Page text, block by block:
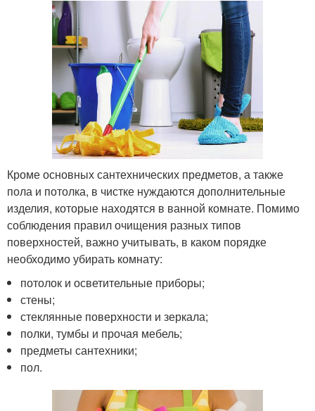
Кроме основных сантехнических предметов, а также
пола и потолка, в чистке нуждаются дополнительные
изделия, которые находятся в ванной комнате. Помимо
соблюдения правил очищения разных типов
поверхностей, важно учитывать, в каком порядке
необходимо убирать комнату:
потолок и осветительные приборы;
стены;
стеклянные поверхности и зеркала;
полки, тумбы и прочая мебель;
предметы сантехники;
пол.